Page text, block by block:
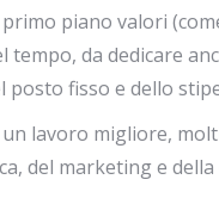
piano valori
da dedicare
posto fisso e dello
lavoro migliore,
del marketing e